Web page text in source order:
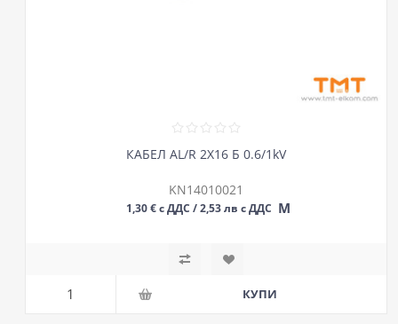
КАБЕЛ AL/R 2Х16 Б 0.6/1kV
KN14010021
1,30 € с ДДС / 2,53 лв с ДДС М